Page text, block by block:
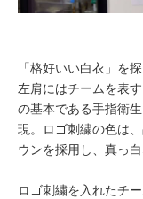
「格好いい白衣」を
左肩にはチームを表
の基本である手指衛
現。ロゴ刺繍の色は
ウンを採用し、真っ
ロゴ刺繍を入れたチ